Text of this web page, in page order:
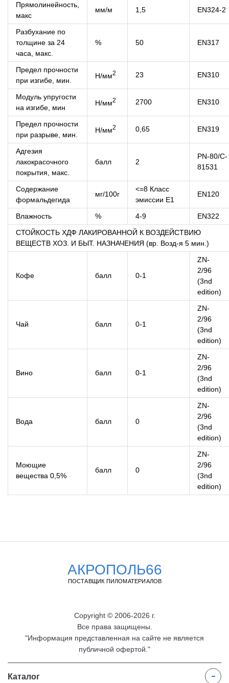
Прямолинейность,
макс
мм/м 1,5 EN324-2
Разбухание по
толщине за 24
часа, макс.
% 50 EN317
Предел прочности
при изгибе, мин.
H/мм2 23 EN310
Модуль упругости
на изгибе, мин
H/мм2 2700 EN310
Предел прочности
при разрыве, мин.
H/мм2 0,65 EN319
Адгезия
лакокрасочного
покрытия, макс.
балл 2
PN-80/C-
81531
Содержание
формальдегида
мг/100г
<=8 Класс
эмиссии Е1
EN120
Влажность % 4-9
EN322
СТОЙКОСТЬ ХДФ ЛАКИРОВАННОЙ К ВОЗДЕЙСТВИЮ
ВЕЩЕСТВ ХОЗ. И БЫТ. НАЗНАЧЕНИЯ (вр. Возд-я 5 мин.)
Кофе балл 0-1
ZN-
2/96
(3nd
edition)
Чай балл 0-1
ZN-
2/96
(3nd
edition)
Вино балл 0-1
ZN-
2/96
(3nd
edition)
Вода балл 0
ZN-
2/96
(3nd
edition)
Моющие
вещества 0,5%
балл 0
ZN-
2/96
(3nd
edition)
АКРОПОЛЬ66
ПОСТАВЩИК ПИЛОМАТЕРИАЛОВ
Copyright © 2006-2026 г.
Все права защищены.
"Информация представленная на сайте не является
публичной офертой."
Каталог